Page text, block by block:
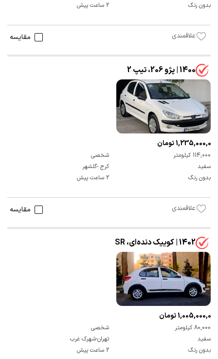
بدون رنگ
2 ساعت پیش
علاقمندی مقایسه
1400 | پژو 206، تیپ 2
1,235,000,000 تومان
114,000 کیلومتر
شخصی
سفید
کرج -گلشهر
بدون رنگ
2 ساعت پیش
علاقمندی مقایسه
1402 | کوییک دنده‌ای، SR
1,005,000,000 تومان
80,000 کیلومتر
شخصی
سفید
تهران-شهرک غرب
بدون رنگ
2 ساعت پیش